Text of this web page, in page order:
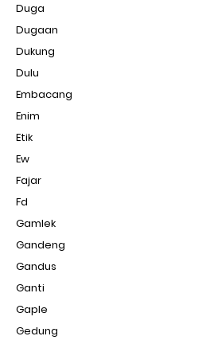
Duga
Dugaan
Dukung
Dulu
Embacang
Enim
Etik
Ew
Fajar
Fd
Gamlek
Gandeng
Gandus
Ganti
Gaple
Gedung